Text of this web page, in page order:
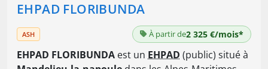
EHPAD FLORIBUNDA
ASH À partir de2 325 €/mois*
EHPAD FLORIBUNDA est un EHPAD (public) situé à